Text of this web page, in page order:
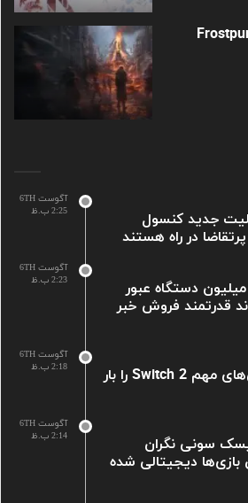
آگوست 6TH
2:25 ب.ظ
جدید کنسول
در راه هستند
آگوست 6TH
2:23 ب.ظ
فروش Switch 2 از ۲۳ میلیون دستگاه عبور
قدرتمند فروش خبر
آگوست 6TH
2:18 ب.ظ
نینتندو بازه انتشار بازی‌های مهم Switch 2 را بار
آگوست 6TH
2:14 ب.ظ
سونی نگران
فروش بازی‌ها دیجیتالی شده